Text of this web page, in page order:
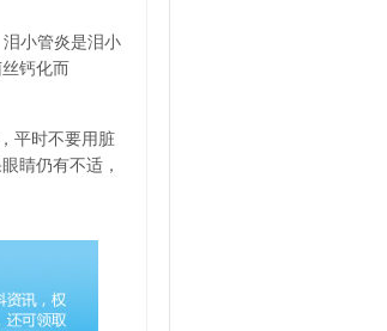
小管炎是泪小
钙化而
平时不要用脏
睛仍有不适，